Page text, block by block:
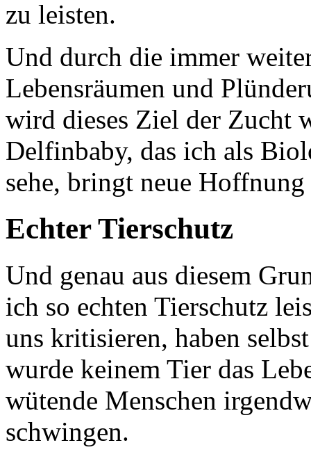
zu leisten.
Und durch die immer
Lebensräumen und
wird dieses Ziel der Zucht
Delfinbaby, das ich als
sehe, bringt neue
Echter Tierschutz
Und genau aus diesem
ich so echten Tierschutz
uns kritisieren, haben
wurde keinem Tier das
wütende Menschen
schwingen.